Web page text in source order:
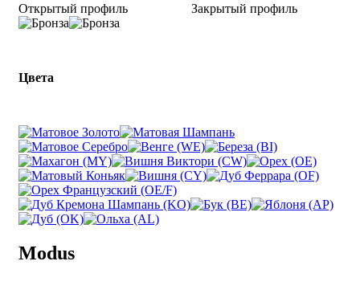
Открытый профиль Закрытый профиль
Цвета
Modus